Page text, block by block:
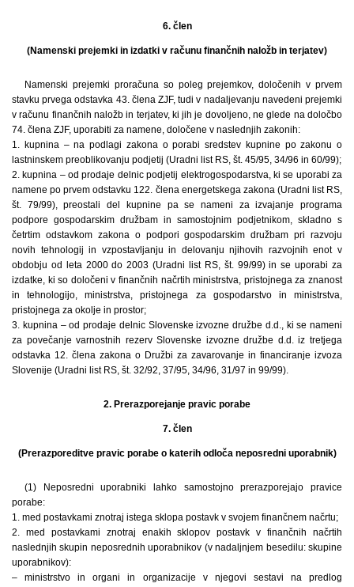
6. člen
(Namenski prejemki in izdatki v računu finančnih naložb in terjatev)
Namenski prejemki proračuna so poleg prejemkov, določenih v prvem
stavku prvega odstavka 43. člena ZJF, tudi v nadaljevanju navedeni prejemki
v računu finančnih naložb in terjatev, ki jih je dovoljeno, ne glede na določbo
74. člena ZJF, uporabiti za namene, določene v naslednjih zakonih:
1. kupnina – na podlagi zakona o porabi sredstev kupnine po zakonu o
lastninskem preoblikovanju podjetij (Uradni list RS, št. 45/95, 34/96 in 60/99);
2. kupnina – od prodaje delnic podjetij elektrogospodarstva, ki se uporabi za
namene po prvem odstavku 122. člena energetskega zakona (Uradni list RS,
št. 79/99), preostali del kupnine pa se nameni za izvajanje programa
podpore gospodarskim družbam in samostojnim podjetnikom, skladno s
četrtim odstavkom zakona o podpori gospodarskim družbam pri razvoju
novih tehnologij in vzpostavljanju in delovanju njihovih razvojnih enot v
obdobju od leta 2000 do 2003 (Uradni list RS, št. 99/99) in se uporabi za
izdatke, ki so določeni v finančnih načrtih ministrstva, pristojnega za znanost
in tehnologijo, ministrstva, pristojnega za gospodarstvo in ministrstva,
pristojnega za okolje in prostor;
3. kupnina – od prodaje delnic Slovenske izvozne družbe d.d., ki se nameni
za povečanje varnostnih rezerv Slovenske izvozne družbe d.d. iz tretjega
odstavka 12. člena zakona o Družbi za zavarovanje in financiranje izvoza
Slovenije (Uradni list RS, št. 32/92, 37/95, 34/96, 31/97 in 99/99).
2. Prerazporejanje pravic porabe
7. člen
(Prerazporeditve pravic porabe o katerih odloča neposredni uporabnik)
(1) Neposredni uporabniki lahko samostojno prerazporejajo pravice
porabe:
1. med postavkami znotraj istega sklopa postavk v svojem finančnem načrtu;
2. med postavkami znotraj enakih sklopov postavk v finančnih načrtih
naslednjih skupin neposrednih uporabnikov (v nadaljnjem besedilu: skupine
uporabnikov):
– ministrstvo in organi in organizacije v njegovi sestavi na predlog